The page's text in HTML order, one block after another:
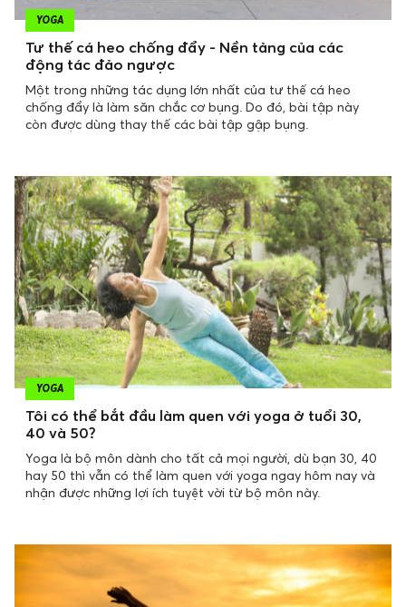
YOGA
Tư thế cá heo chống đẩy - Nền tảng của các
động tác đảo ngược
Một trong những tác dụng lớn nhất của tư thế cá heo
chống đẩy là làm săn chắc cơ bụng. Do đó, bài tập này
còn được dùng thay thế các bài tập gập bụng.
YOGA
Tôi có thể bắt đầu làm quen với yoga ở tuổi 30,
40 và 50?
Yoga là bộ môn dành cho tất cả mọi người, dù bạn 30, 40
hay 50 thì vẫn có thể làm quen với yoga ngay hôm nay và
nhận được những lợi ích tuyệt vời từ bộ môn này.